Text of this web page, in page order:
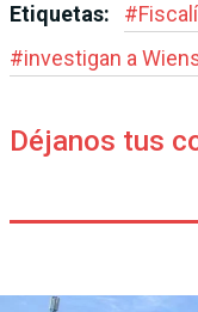
Etiquetas: #
#investigan a
Déjanos tus